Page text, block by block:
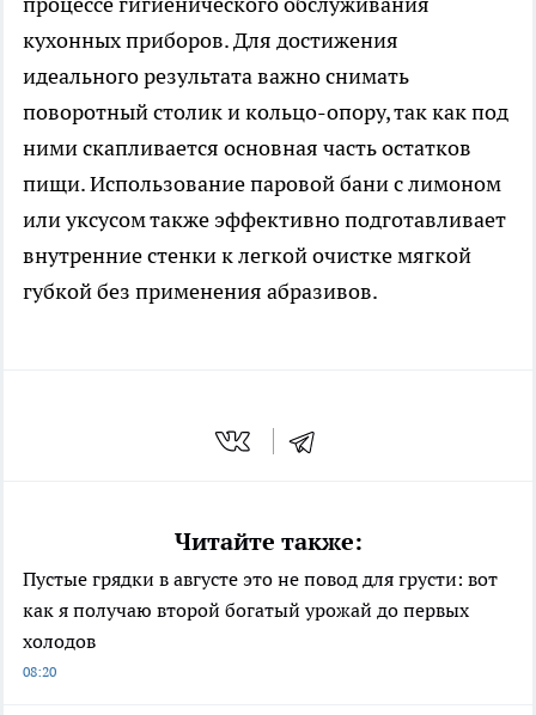
кухонных приборов. Для достижения
идеального результата важно снимать
поворотный столик и кольцо-опору, так как под
ними скапливается основная часть остатков
пищи. Использование паровой бани с лимоном
или уксусом также эффективно подготавливает
внутренние стенки к легкой очистке мягкой
губкой без применения абразивов.
Читайте также:
Пустые грядки в августе это не повод для грусти: вот
как я получаю второй богатый урожай до первых
холодов
08:20